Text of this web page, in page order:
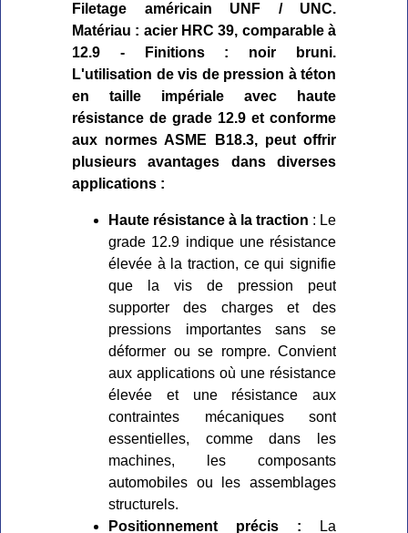
Filetage américain UNF / UNC.
Matériau : acier HRC 39, comparable à
12.9 - Finitions : noir bruni.
L'utilisation de vis de pression à téton
en taille impériale avec haute
résistance de grade 12.9 et conforme
aux normes ASME B18.3, peut offrir
plusieurs avantages dans diverses
applications :
Haute résistance à la traction : Le
grade 12.9 indique une résistance
élevée à la traction, ce qui signifie
que la vis de pression peut
supporter des charges et des
pressions importantes sans se
déformer ou se rompre. Convient
aux applications où une résistance
élevée et une résistance aux
contraintes mécaniques sont
essentielles, comme dans les
machines, les composants
automobiles ou les assemblages
structurels.
Positionnement précis : La